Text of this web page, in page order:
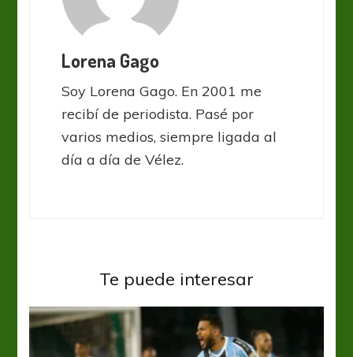
Lorena Gago
Soy Lorena Gago. En 2001 me
recibí de periodista. Pasé por
varios medios, siempre ligada al
día a día de Vélez.
Te puede interesar